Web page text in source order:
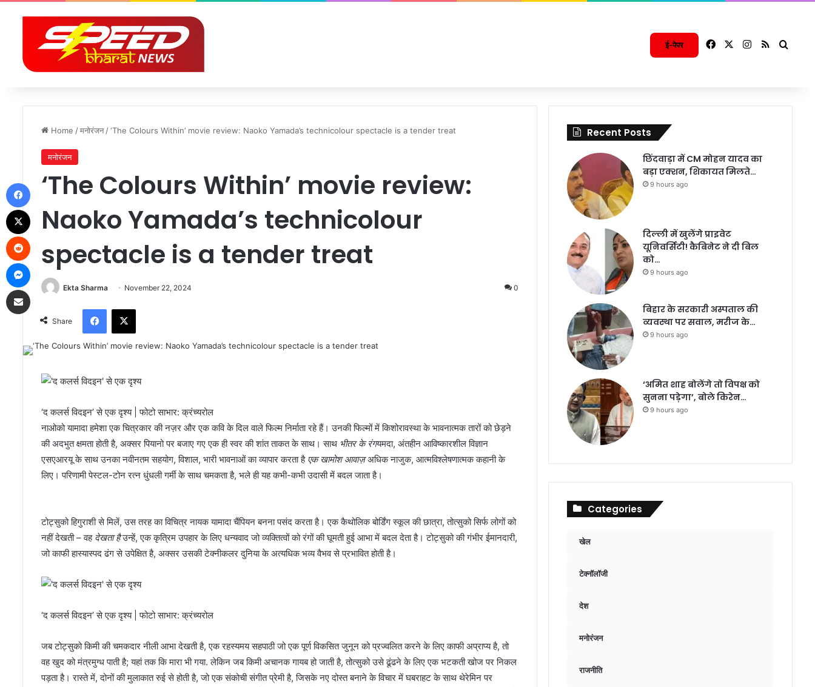
ई-पेपर FacebookInstagram
RSS
Home /मनोरंजन /‘The Colours Within’ movie review: Naoko Yamada’s technicolour spectacle is a tender treat
मनोरंजन
‘The Colours Within’ movie review:
Naoko Yamada’s technicolour
spectacle is a tender treat
Ekta Sharma November 22, 2024 0
Share
Facebook
X
‘द कलर्स विदइन’ से एक दृश्य | फोटो साभार: क्रंच्यरोल
नाओको यामादा हमेशा एक चित्रकार की नज़र और एक कवि के दिल वाले फिल्म निर्माता रहे हैं। उनकी फिल्मों में किशोरावस्था के भावनात्मक तारों को छेड़ने
की अदभुत क्षमता होती है, अक्सर पियानो पर बजाए गए एक ही स्वर की शांत ताकत के साथ। साथ भीतर के रंगयमदा, अंतहीन आविष्कारशील विज्ञान
एसएआरयू के साथ उनका नवीनतम सहयोग, विशाल, भारी भावनाओं का व्यापार करता है एक खामोश आवाज़अधिक नाजुक, आत्मविश्लेषणात्मक कहानी के
लिए। परिणामी पेस्टल-टोन रत्न धुंधली गर्मी के साथ चमकता है, भले ही यह कभी-कभी उदासी में बदल जाता है।
टोट्सुको हिगुराशी से मिलें, उस तरह का विचित्र नायक यामादा चैंपियन बनना पसंद करता है। एक कैथोलिक बोर्डिंग स्कूल की छात्रा, तोत्सुको सिर्फ लोगों को
नहीं देखती – वह देखता हैउन्हें, एक कृत्रिम उपहार के लिए धन्यवाद जो व्यक्तित्वों को रंगों की घूमती हुई आभा में बदल देता है। टोट्सुको की गंभीर ईमानदारी,
जो काफी हास्यास्पद ढंग से उपेक्षित है, अक्सर उसकी टेक्नीकलर दुनिया के अत्यधिक भव्य वैभव से प्रभावित होती है।
‘द कलर्स विदइन’ से एक दृश्य | फोटो साभार: क्रंच्यरोल
जब टोट्सुको किमी की चमकदार नीली आभा देखती है, एक रहस्यमय सहपाठी जो एक पूर्ण विकसित जुनून को प्रज्वलित करने के लिए काफी अप्राप्य है, तो
वह खुद को मंत्रमुग्ध पाती है; यहां तक ​​कि मारा भी गया. लेकिन जब किमी अचानक गायब हो जाती है, तोत्सुको उसे ढूंढने के लिए एक भटकती खोज पर निकल
पड़ता है। रास्ते में, दोनों की मुलाकात रुई से होती है, जो एक संकोची संगीत प्रेमी है, जिसके नए दोस्त बनाने के विचार में घबराहट के साथ थेरेमिन पर
Recent Posts
छिंदवाड़ा में CM मोहन यादव का
बड़ा एक्शन, शिकायत मिलते…
9 hours ago
दिल्ली में खुलेंगे प्राइवेट
यूनिवर्सिटी! कैबिनेट ने दी बिल
को…
9 hours ago
बिहार के सरकारी अस्पताल की
व्यवस्था पर सवाल, मरीज के…
9 hours ago
‘अमित शाह बोलेंगे तो विपक्ष को
सुनना पड़ेगा’, बोले किरेन…
9 hours ago
Categories
खेल
टेक्नॉलॉजी
देश
मनोरंजन
राजनीति
Facebook
Messenger
Share via Email